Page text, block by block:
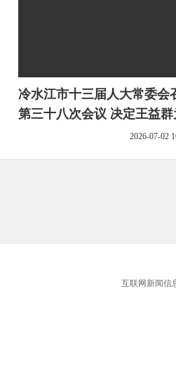
冷水江市十三届人大常委会
第三十八次会议 决定王益群
2026-07-02
互联网新闻信